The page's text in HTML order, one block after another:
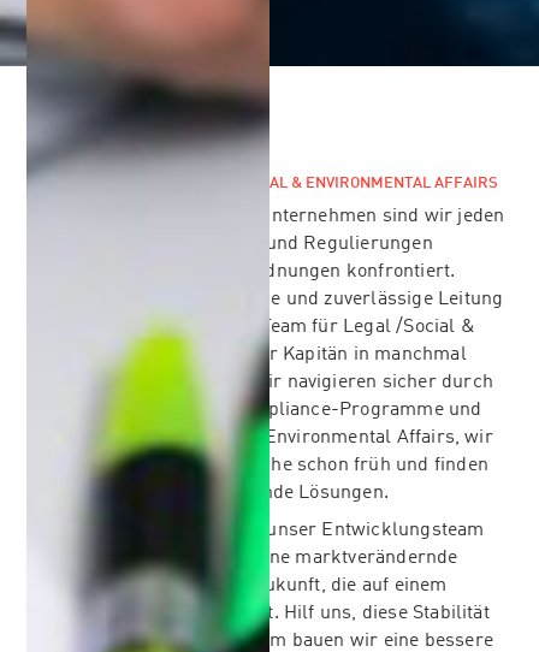
TEAMS / GROWERS / LEGAL / SOCIAL & ENVIRONMENTAL AFFAIRS
Als weltweit operierendes Unternehmen sind wir jeden
Tag mit Rechtsvorschriften und Regulierungen
unterschiedlicher Rechtsordnungen konfrontiert.
Deshalb ist vorausschauende und zuverlässige Leitung
ein absolutes Muss. Unser Team für Legal /Social &
Environmental Affairs ist der Kapitän in manchmal
unbekannten Gewässern. Wir navigieren sicher durch
internationale Gesetze, Compliance-Programme und
die Richtlinien für Social & Environmental Affairs, wir
erkennen schwierige Bereiche schon früh und finden
kreative auf Fakten basierende Lösungen.
Mit diesem Warnsystem ist unser Entwicklungsteam
auf der richtigen Spur für eine marktverändernde
Zukunft des Sports − eine Zukunft, die auf einem
stolzen Vermächtnis aufbaut. Hilf uns, diese Stabilität
zu gewährleisten. Gemeinsam bauen wir eine bessere